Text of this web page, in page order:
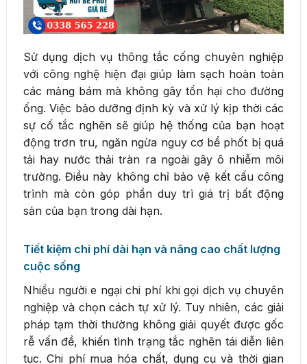
Sử dụng dịch vụ thông tắc cống chuyên nghiệp
với công nghệ hiện đại giúp làm sạch hoàn toàn
các mảng bám mà không gây tổn hại cho đường
ống. Việc bảo dưỡng định kỳ và xử lý kịp thời các
sự cố tắc nghẽn sẽ giúp hệ thống của bạn hoạt
động trơn tru, ngăn ngừa nguy cơ bể phốt bị quá
tải hay nước thải tràn ra ngoài gây ô nhiễm môi
trường. Điều này không chỉ bảo vệ kết cấu công
trình mà còn góp phần duy trì giá trị bất động
sản của bạn trong dài hạn.
Tiết kiệm chi phí dài hạn và nâng cao chất lượng
cuộc sống
Nhiều người e ngại chi phí khi gọi dịch vụ chuyên
nghiệp và chọn cách tự xử lý. Tuy nhiên, các giải
pháp tạm thời thường không giải quyết được gốc
rễ vấn đề, khiến tình trạng tắc nghẽn tái diễn liên
tục. Chi phí mua hóa chất, dụng cụ và thời gian